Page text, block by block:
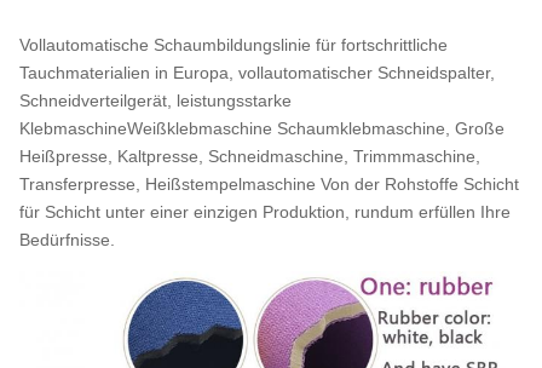
Vollautomatische Schaumbildungslinie für fortschrittliche
Tauchmaterialien in Europa, vollautomatischer Schneidspalter,
Schneidverteilgerät, leistungsstarke
KlebmaschineWeißklebmaschine Schaumklebmaschine, Große
Heißpresse, Kaltpresse, Schneidmaschine, Trimmmaschine,
Transferpresse, Heißstempelmaschine Von der Rohstoffe Schicht
für Schicht unter einer einzigen Produktion, rundum erfüllen Ihre
Bedürfnisse.